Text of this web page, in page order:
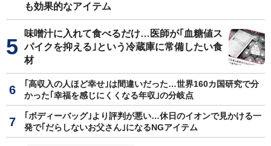
も効果的なアイテム
味噌汁に入れて食べるだけ…医師が｢血糖値ス
パイクを抑える｣という冷蔵庫に常備したい食
材
｢高収入の人ほど幸せ｣は間違いだった…世界160カ国研究で分
かった｢幸福を感じにくくなる年収｣の分岐点
｢ボディーバッグ｣より評判が悪い…休日のイオンで見かける一
発で｢だらしないお父さん｣になるNGアイテム